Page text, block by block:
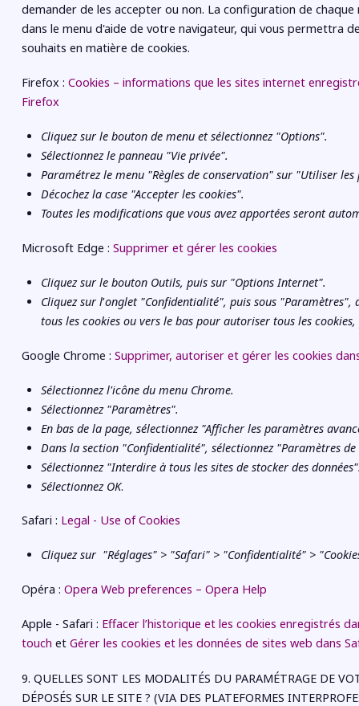
demander de les accepter ou non. La configuration de
dans le menu d'aide de votre navigateur, qui vous permettra
souhaits en matière de cookies.
Firefox : Cookies – informations que les sites internet
Firefox
Cliquez sur le bouton de menu et sélectionnez "Options".
Sélectionnez le panneau "Vie privée".
Paramétrez le menu "Règles de conservation" sur "Utiliser
Décochez la case "Accepter les cookies".
Toutes les modifications que vous avez apportées seront
Microsoft Edge : Supprimer et gérer les cookies
Cliquez sur le bouton Outils, puis sur "Options Internet".
Cliquez sur l’onglet "Confidentialité", puis sous "Paramètres",
tous les cookies ou vers le bas pour autoriser tous les
Google Chrome : Supprimer, autoriser et gérer les cookies
Sélectionnez l'icône du menu Chrome.
Sélectionnez "Paramètres".
En bas de la page, sélectionnez "Afficher les paramètres
Dans la section "Confidentialité", sélectionnez "Paramètres
Sélectionnez "Interdire à tous les sites de stocker des
Sélectionnez OK.
Safari : Legal - Use of Cookies
Cliquez sur "Réglages" > "Safari" > "Confidentialité" >
Opéra : Opera Web preferences – Opera Help
Apple - Safari : Effacer l’historique et les cookies enregistrés
touch et Gérer les cookies et les données de sites web dans
9. QUELLES SONT LES MODALITÉS DU PARAMÉTRAGE DE
DÉPOSÉS SUR LE SITE ? (VIA DES PLATEFORMES